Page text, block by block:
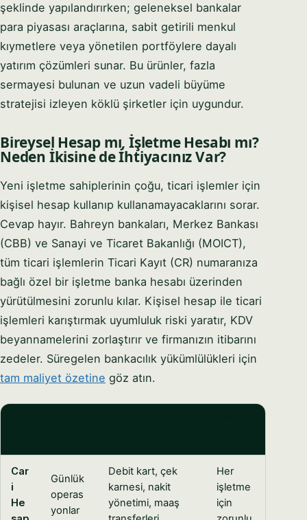
şeklinde yapılandırırken; geleneksel bankalar
para piyasası araçlarına, sabit getirili menkul
kıymetlere veya yönetilen portföylere dayalı
yatırım çözümleri sunar. Bu ürünler, fazla
sermayesi bulunan ve uzun vadeli büyüme
stratejisi izleyen köklü şirketler için uygundur.
Bireysel Hesap mı, İşletme Hesabı mı?
Neden İkisine de İhtiyacınız Var?
Yeni işletme sahiplerinin çoğu, ticari işlemler için
kişisel hesap kullanıp kullanamayacaklarını sorar.
Cevap hayır. Bahreyn bankaları, Merkez Bankası
(CBB) ve Sanayi ve Ticaret Bakanlığı (MOICT),
tüm ticari işlemlerin Ticari Kayıt (CR) numaranıza
bağlı özel bir işletme banka hesabı üzerinden
yürütülmesini zorunlu kılar. Kişisel hesap ile ticari
işlemleri karıştırmak uyumluluk riski yaratır, KDV
beyannamelerini zorlaştırır ve firmanızın itibarını
zedeler. Süregelen bankacılık yükümlülükleri için
tam maliyet özetine göz atın.
Car
i
He
Günlük
operas
yonlar
Debit kart, çek
karnesi, nakit
yönetimi, maaş
Her
işletme
için